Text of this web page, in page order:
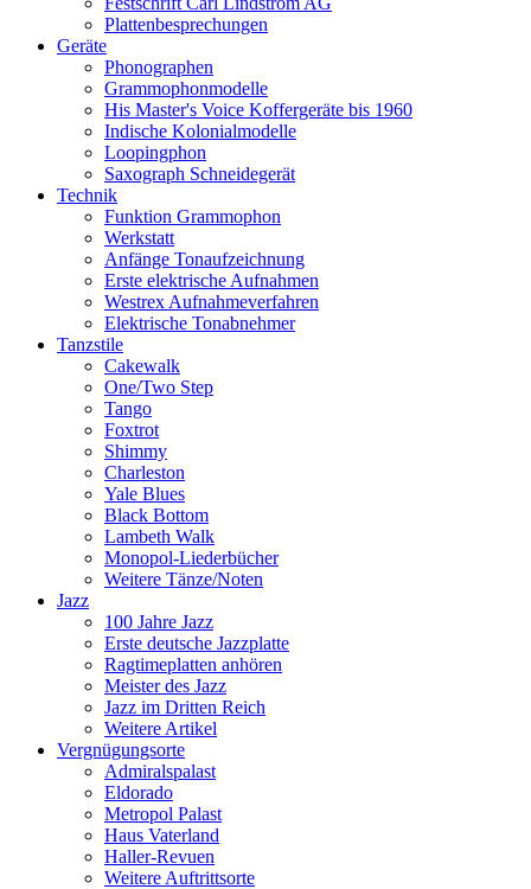
Plattenbesprechungen
Geräte
Phonographen
Grammophonmodelle
His Master's Voice Koffergeräte bis 1960
Indische Kolonialmodelle
Loopingphon
Saxograph Schneidegerät
Technik
Funktion Grammophon
Werkstatt
Anfänge Tonaufzeichnung
Erste elektrische Aufnahmen
Westrex Aufnahmeverfahren
Elektrische Tonabnehmer
Tanzstile
Cakewalk
One/Two Step
Tango
Foxtrot
Shimmy
Charleston
Yale Blues
Black Bottom
Lambeth Walk
Monopol-Liederbücher
Weitere Tänze/Noten
Jazz
100 Jahre Jazz
Erste deutsche Jazzplatte
Ragtimeplatten anhören
Meister des Jazz
Jazz im Dritten Reich
Weitere Artikel
Vergnügungsorte
Admiralspalast
Eldorado
Metropol Palast
Haus Vaterland
Haller-Revuen
Weitere Auftrittsorte